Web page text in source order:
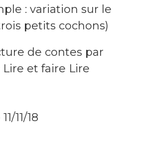
: variation sur le
petits cochons)
de contes par
et faire Lire
11/11/18